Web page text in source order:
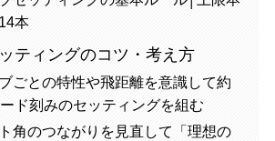
本
ティングのコツ・考え方
ごとの特性や飛距離を意識して約
ド刻みのセッティングを組む
角のつながりを見直して「理想の